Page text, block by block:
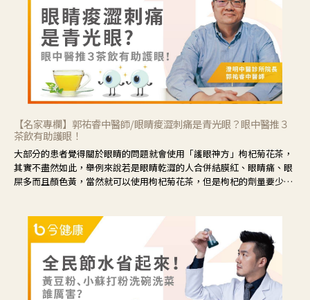
【名家專欄】郭祐睿中醫師/眼睛痠澀刺痛是青光眼？眼中醫推３
茶飲有助護眼！
大部分的患者覺得關於眼睛的問題就會使用「護眼神方」枸杞菊花茶，
其實不盡然如此，舉例來說若是眼睛乾澀的人合併結膜紅、眼睛痛、眼
屎多而且顏色黃，當然就可以使用枸杞菊花茶，但是枸杞的劑量要少，
候就要使用菊花、金銀花來治療；假如單純的眼睛乾澀，結膜沒有紅，
眼睛周圍沒有眼屎，這種情況是屬於「陰虛」，就可以使用枸杞、蓮
藕、麥門冬、山藥等比較滋潤的藥材，效果就更顯著。